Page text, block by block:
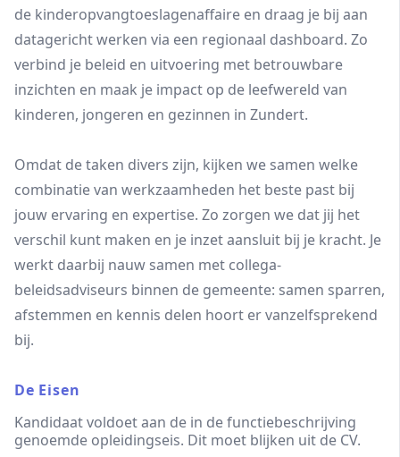
de kinderopvangtoeslagenaffaire en draag je bij aan
datagericht werken via een regionaal dashboard. Zo
verbind je beleid en uitvoering met betrouwbare
inzichten en maak je impact op de leefwereld van
kinderen, jongeren en gezinnen in Zundert.
Omdat de taken divers zijn, kijken we samen welke
combinatie van werkzaamheden het beste past bij
jouw ervaring en expertise. Zo zorgen we dat jij het
verschil kunt maken en je inzet aansluit bij je kracht. Je
werkt daarbij nauw samen met collega-
beleidsadviseurs binnen de gemeente: samen sparren,
afstemmen en kennis delen hoort er vanzelfsprekend
bij.
De Eisen
Kandidaat voldoet aan de in de functiebeschrijving
genoemde opleidingseis. Dit moet blijken uit de CV.